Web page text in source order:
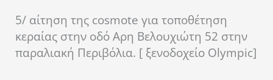
5/ αίτηση της cosmote για τοποθέτηση
κεραίας στην οδό Αρη Βελουχιώτη 52 στην
παραλιακή Περιβόλια. [ ξενοδοχείο Olympic]